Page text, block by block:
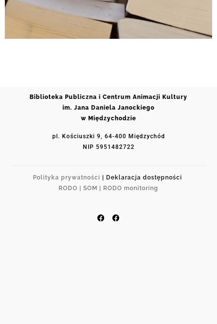
Biblioteka Publiczna i Centrum Animacji Kultury
im. Jana Daniela Janockiego
w Międzychodzie
pl. Kościuszki 9, 64-400 Międzychód
NIP 5951482722
Polityka prywatności
| Deklaracja dostępności
RODO |
SOM | RODO monitoring